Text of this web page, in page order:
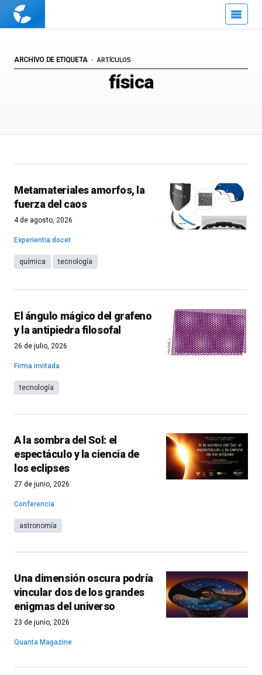
Cuaderno
física
ARCHIVO DE ETIQUETA ARTÍCULOS
Metamateriales amorfos, la
fuerza del caos
4 de agosto, 2026
Experientia docet
química tecnología
El ángulo mágico del grafeno
y la antipiedra filosofal
26 de julio, 2026
Firma invitada
tecnología
A la sombra del Sol: el
espectáculo y la ciencia de
los eclipses
27 de junio, 2026
Conferencia
astronomía
Una dimensión oscura podría
vincular dos de los grandes
enigmas del universo
23 de junio, 2026
Quanta Magazine